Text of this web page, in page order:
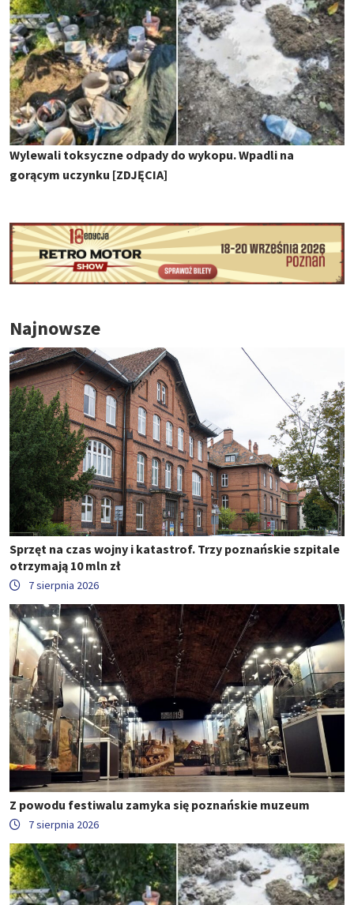
Wylewali toksyczne odpady do wykopu. Wpadli na
gorącym uczynku [ZDJĘCIA]
Najnowsze
Sprzęt na czas wojny i katastrof. Trzy poznańskie szpitale
otrzymają 10 mln zł
7 sierpnia 2026
Z powodu festiwalu zamyka się poznańskie muzeum
7 sierpnia 2026